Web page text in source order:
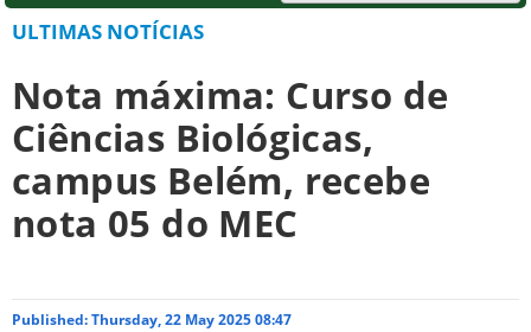
ULTIMAS NOTÍCIAS
Nota máxima: Curso de
Ciências Biológicas,
campus Belém, recebe
nota 05 do MEC
Published: Thursday, 22 May 2025 08:47